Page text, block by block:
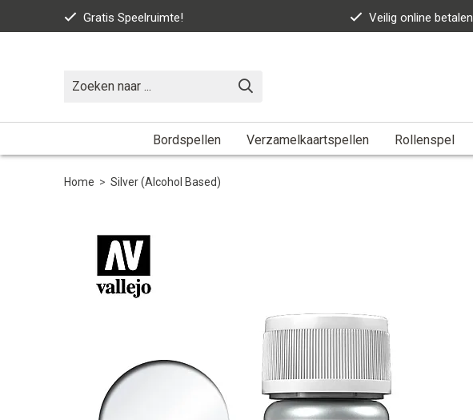
Gratis Speelruimte! Veilig online betalen
Bordspellen Verzamelkaartspellen Rollenspel
Home > Silver (Alcohol Based)